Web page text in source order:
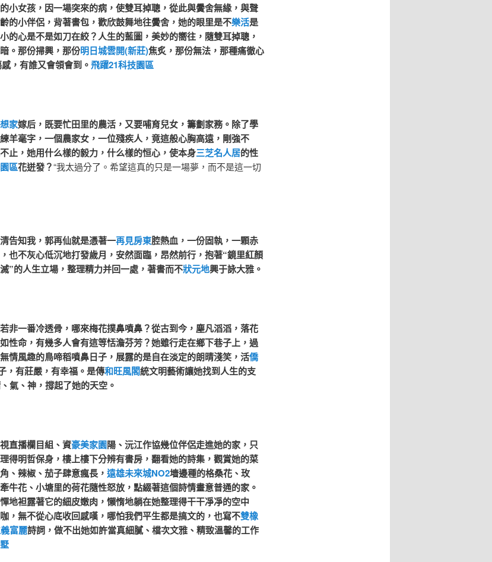
女孩，因一場突來的病，使雙耳掉聰，從此與黌舍無緣，與聲
的小伴侶，背著書包，歡欣鼓舞地往黌舍，她的眼里是不樂活是
的心是不是如刀在絞？人生的藍圖，美妙的嚮往，隨雙耳掉聰，
。那份掃興，那份明日城雲開(新莊)焦炙，那份無法，那種痛徹心
，有誰又會領會到。飛躍21科技園區
家嫁后，既要忙田里的農活，又要哺育兒女，籌劃家務。除了學
羊毫字，一個農家女，一位殘疾人，竟這般心胸高遠，剛強不
止，她用什么樣的毅力，什么樣的恒心，使本身三芝名人居的性
區花迸發？“我太過分了。希望這真的只是一場夢，而不是這一切
知我，郭再仙就是憑著一再見房東腔熱血，一份固執，一顆赤
也不灰心低沉地打發歲月，安然面臨，昂然前行，抱著“鏡里紅顏
”的人生立場，整理精力并回一處，著書而不狀元地興于詠大雅。
番冷透骨，哪來梅花撲鼻噴鼻？從古到今，塵凡滔滔，落花
性命，有幾多人會有這等恬澹芬芳？她雖行走在鄉下巷子上，過
情風趣的鳥啼稻噴鼻日子，展露的是自在淡定的朗晴淺笑，活僑
，有莊嚴，有幸福。是傳和旺風閣統文明藝術讓她找到人生的支
氣、神，撐起了她的天空。
播欄目組、資豪美家園陽、沅江作協幾位伴侶走進她的家，只
得明哲保身，樓上樓下分辨有書房，翻看她的詩集，觀賞她的菜
、辣椒、茄子肆意瘋長， 遠雄未來城NO2墻邊種的格桑花、玫
牛花、小塘里的荷花隨性怒放，點綴著這個詩情畫意普通的家。
地袒露著它的細皮嫩肉，懶惰地躺在她整理得干干凈凈的空中
，無不從心底收回感嘆，哪怕我們平生都是搞文的，也寫不雙橡
富麗詩詞，做不出她如許當真細膩、檔次文雅、精致溫馨的工作